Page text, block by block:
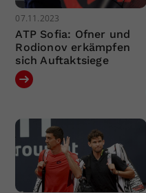
07.11.2023
ATP Sofia: Ofner und
Rodionov erkämpfen
sich Auftaktsiege